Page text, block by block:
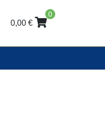
0,00 €
0